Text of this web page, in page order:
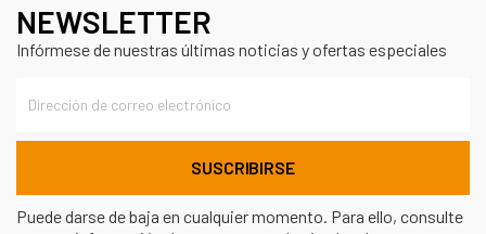
NEWSLETTER
Infórmese de nuestras últimas noticias y ofertas especiales
Puede darse de baja en cualquier momento. Para ello, consulte